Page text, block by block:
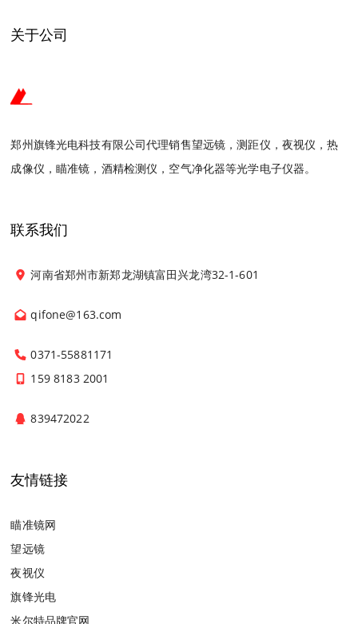
关于公司
郑州旗锋光电科技有限公司代理销售望远镜，测距仪，夜视仪，热
成像仪，瞄准镜，酒精检测仪，空气净化器等光学电子仪器。
联系我们
河南省郑州市新郑龙湖镇富田兴龙湾32-1-601
qifone@163.com
0371-55881171
159 8183 2001
839472022
友情链接
瞄准镜网
望远镜
夜视仪
旗锋光电
米尔特品牌官网